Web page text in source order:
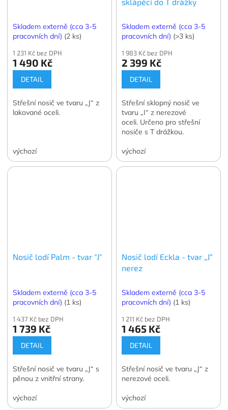
Skladem externě (cca 3-5
pracovních dní) (2 ks)
1 231 Kč bez DPH
1 490 Kč
DETAIL
Střešní nosič ve tvaru „J“ z
lakované oceli.
výchozí
Skladem externě (cca 3-5
pracovních dní) (>3 ks)
1 983 Kč bez DPH
2 399 Kč
DETAIL
Střešní sklopný nosič ve
tvaru „I“ z nerezové
oceli. Určeno pro střešní
nosiče s T drážkou.
výchozí
Nosič lodí Palm - tvar "J"
Skladem externě (cca 3-5
pracovních dní) (1 ks)
1 437 Kč bez DPH
1 739 Kč
DETAIL
Střešní nosič ve tvaru „J“ s
pěnou z vnitřní strany.
výchozí
Nosič lodí Eckla - tvar „J“
nerez
Skladem externě (cca 3-5
pracovních dní) (1 ks)
1 211 Kč bez DPH
1 465 Kč
DETAIL
Střešní nosič ve tvaru „J“ z
nerezové oceli.
výchozí